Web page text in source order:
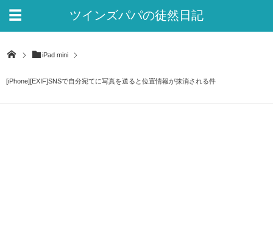
ツインズパパの徒然日記
iPad mini
[iPhone][EXIF]SNSで自分宛てに写真を送ると位置情報が抹消される件